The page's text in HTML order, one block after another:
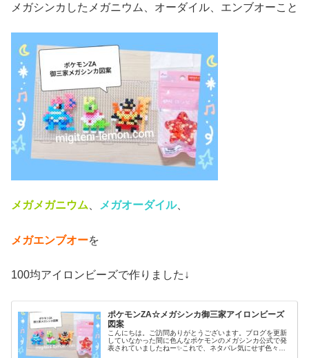
メガシンカしたメガニウム、オーダイル、エンブオーこと
メガメガニウム メガオーダイル、
メガエンブオーを
100均アイロンビーズで作りました↓
ポケモンZA☆メガシンカ御三家アイロンビーズ
図案
こんにちは。ご訪問ありがとうございます。ブログを更新
していなかった間に色んなポケモンのメガシンカ公式で発
表されていましたねー✨️これで、ネタバレ気にせず色々、